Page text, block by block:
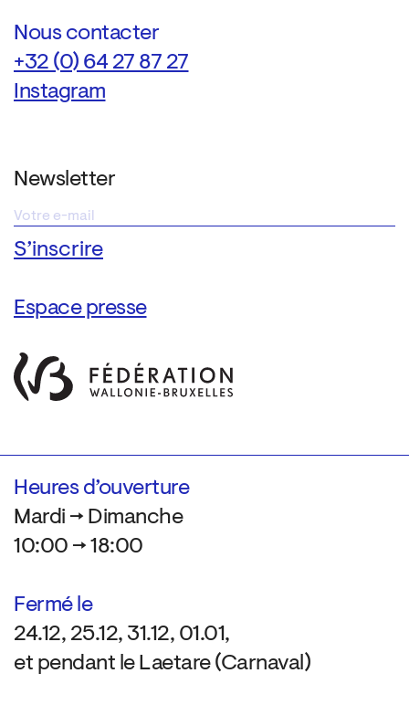
Nous contacter
+32 (0) 64 27 87 27
Instagram
Newsletter
Espace presse
Heures d’ouverture
Mardi → Dimanche
10:00 → 18:00
Fermé le
24.12, 25.12, 31.12, 01.01,
et pendant le Laetare (Carnaval)